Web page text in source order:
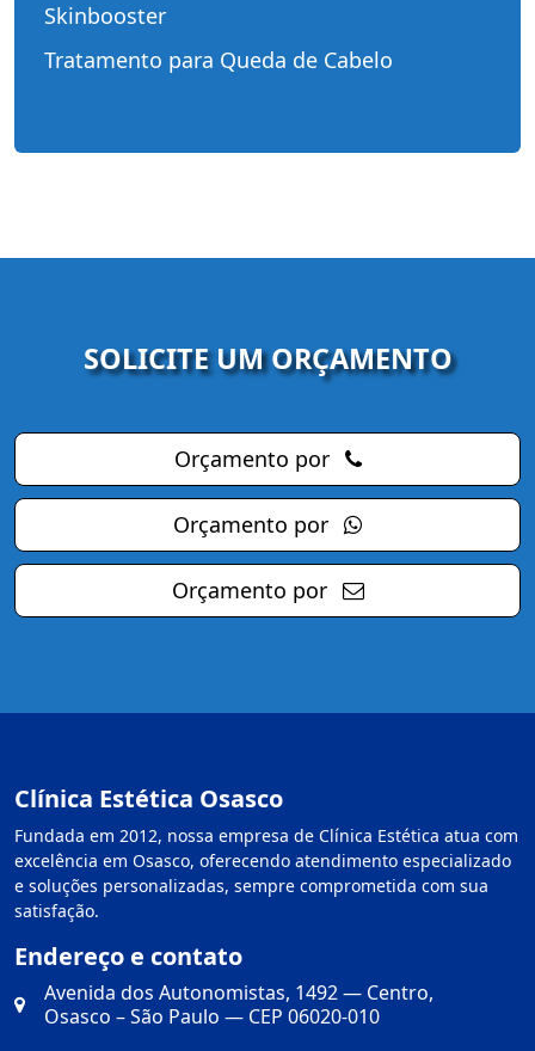
Skinbooster
Tratamento para Queda de Cabelo
SOLICITE UM ORÇAMENTO
Orçamento por
Orçamento por
Orçamento por
Clínica Estética Osasco
Fundada em 2012, nossa empresa de Clínica Estética atua com
excelência em Osasco, oferecendo atendimento especializado
e soluções personalizadas, sempre comprometida com sua
satisfação.
Endereço e contato
Avenida dos Autonomistas, 1492 — Centro,
Osasco – São Paulo — CEP 06020-010